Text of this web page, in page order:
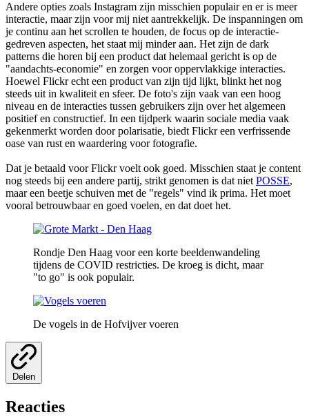
Andere opties zoals Instagram zijn misschien populair en er is meer
interactie, maar zijn voor mij niet aantrekkelijk. De inspanningen om
je continu aan het scrollen te houden, de focus op de interactie-
gedreven aspecten, het staat mij minder aan. Het zijn de dark
patterns die horen bij een product dat helemaal gericht is op de
"aandachts-economie" en zorgen voor oppervlakkige interacties.
Hoewel Flickr echt een product van zijn tijd lijkt, blinkt het nog
steeds uit in kwaliteit en sfeer. De foto's zijn vaak van een hoog
niveau en de interacties tussen gebruikers zijn over het algemeen
positief en constructief. In een tijdperk waarin sociale media vaak
gekenmerkt worden door polarisatie, biedt Flickr een verfrissende
oase van rust en waardering voor fotografie.
Dat je betaald voor Flickr voelt ook goed. Misschien staat je content
nog steeds bij een andere partij, strikt genomen is dat nietPOSSE,
maar een beetje schuiven met de "regels" vind ik prima. Het moet
vooral betrouwbaar en goed voelen, en dat doet het.
Rondje Den Haag voor een korte beeldenwandeling
tijdens de COVID restricties. De kroeg is dicht, maar
"to go" is ook populair.
De vogels in de Hofvijver voeren
Delen
Reacties